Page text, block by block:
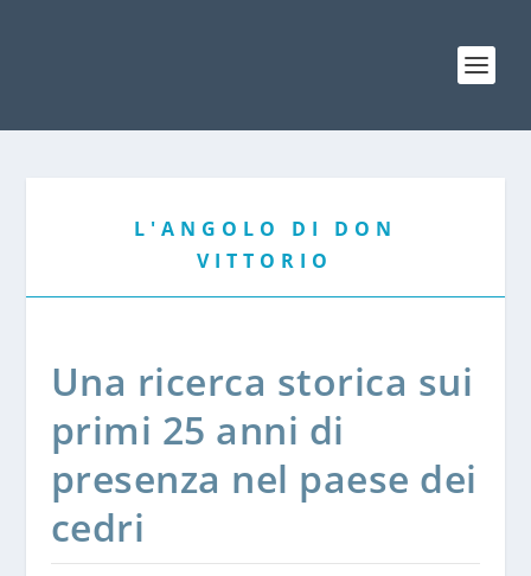
L'ANGOLO DI DON
VITTORIO
Una ricerca storica sui
primi 25 anni di
presenza nel paese dei
cedri